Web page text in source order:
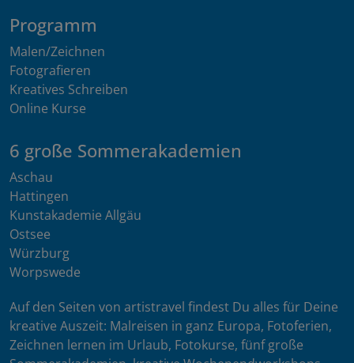
Programm
Malen/Zeichnen
Fotografieren
Kreatives Schreiben
Online Kurse
6 große Sommerakademien
Aschau
Hattingen
Kunstakademie Allgäu
Ostsee
Würzburg
Worpswede
Auf den Seiten von artistravel findest Du alles für Deine
kreative Auszeit: Malreisen in ganz Europa, Fotoferien,
Zeichnen lernen im Urlaub, Fotokurse, fünf große